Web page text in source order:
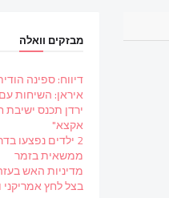
מבזקים וואלה
דיווח: ספינה
איראן: השיחות
ירדן תכנס
אקצא"
2 ילדים נפצעו
ממשאית בזמר
מדיניות האש
בצל לחץ אמריקני